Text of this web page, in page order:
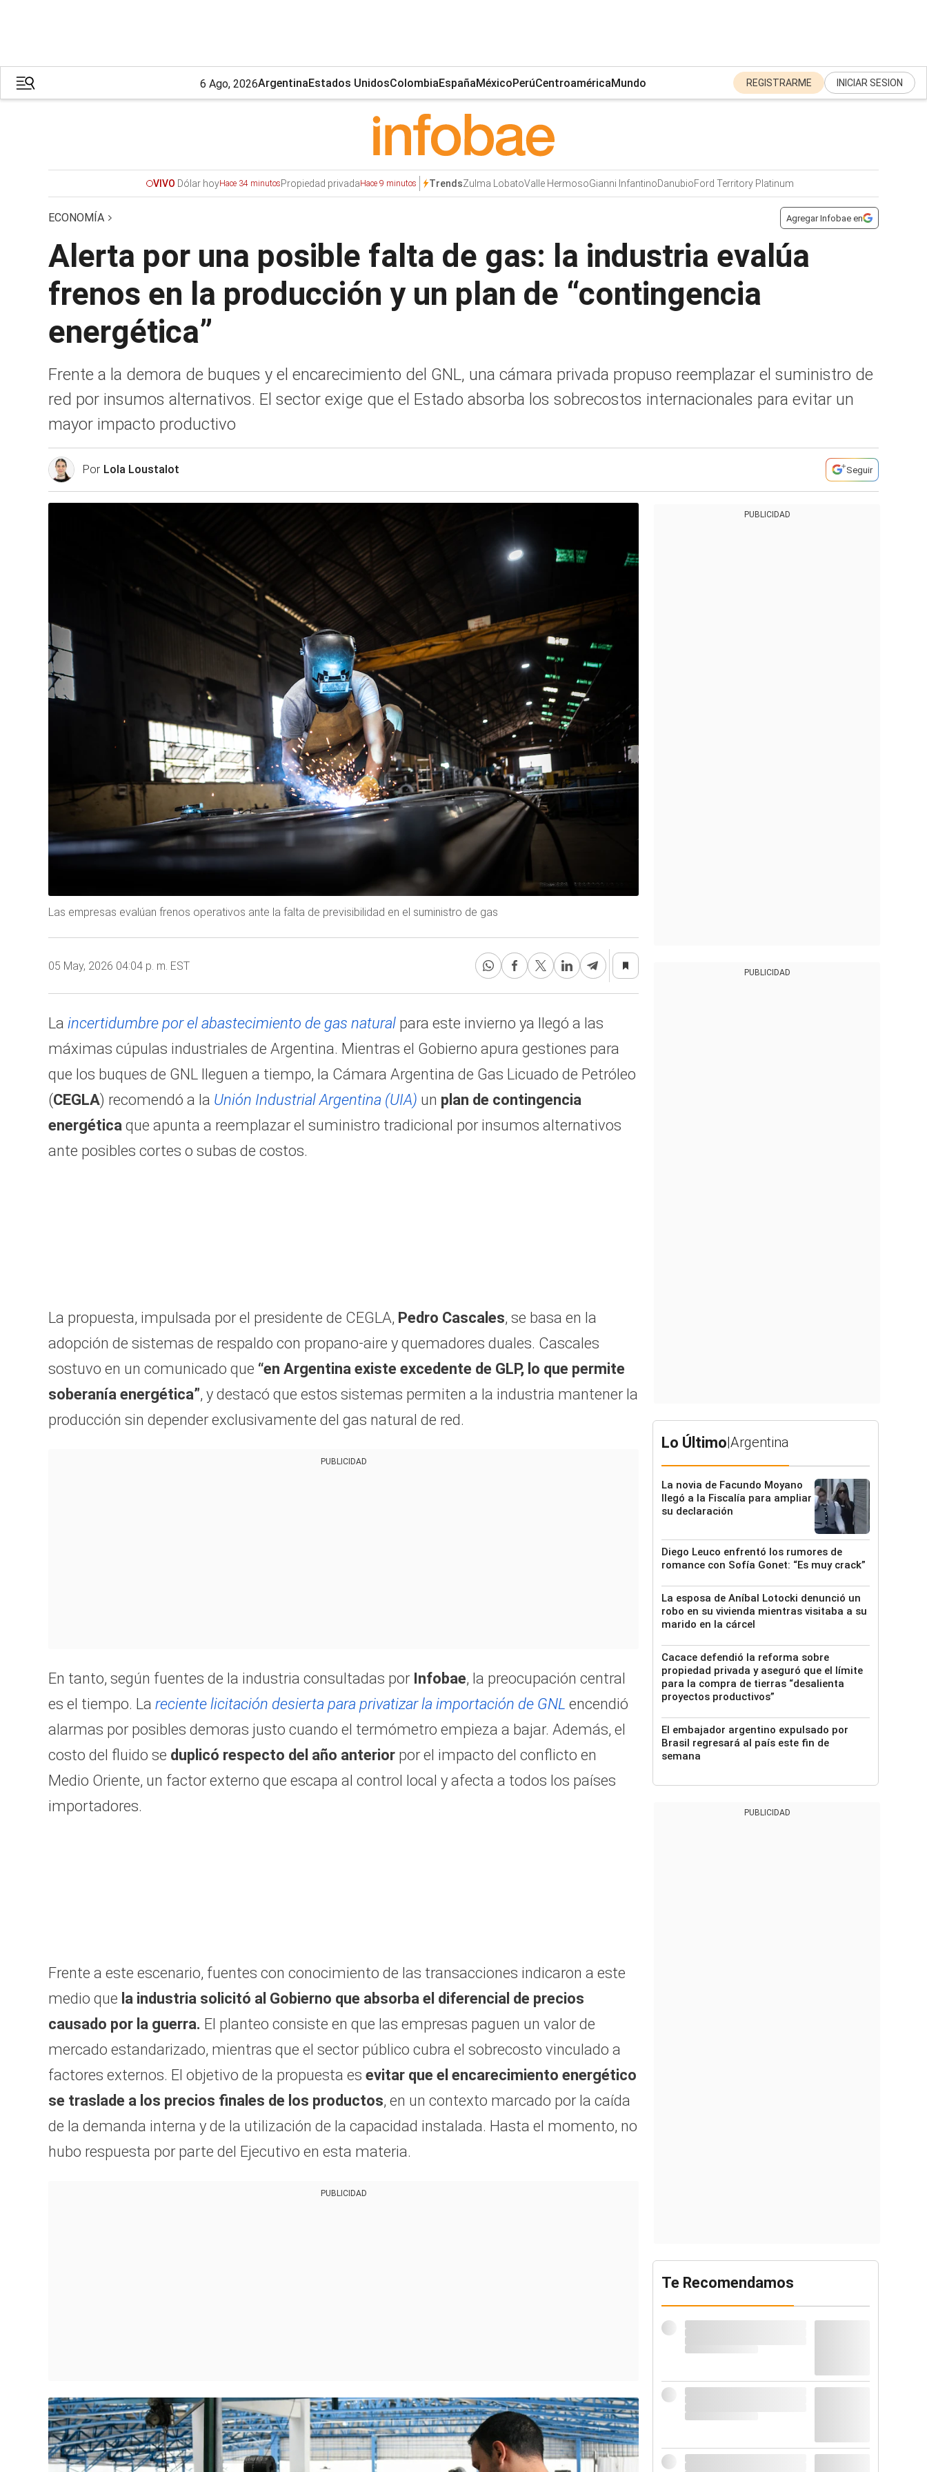
6 Ago, 2026ArgentinaEstados UnidosColombiaEspañaMéxicoPerúCentroaméricaMundo REGISTRARME INICIAR SESION
VIVO Dólar hoyHace 34 minutosPropiedad privadaHace 9 minutos TrendsZulma LobatoValle HermosoGianni InfantinoDanubioFord Territory Platinum
ECONOMÍA Agregar Infobae en
Alerta por una posible falta de gas: la industria evalúa
frenos en la producción y un plan de “contingencia
energética”
Frente a la demora de buques y el encarecimiento del GNL, una cámara privada propuso reemplazar el suministro de
red por insumos alternativos. El sector exige que el Estado absorba los sobrecostos internacionales para evitar un
mayor impacto productivo
Por Lola Loustalot Seguir
Las empresas evalúan frenos operativos ante la falta de previsibilidad en el suministro de gas
05 May, 2026 04:04 p. m. EST
La incertidumbre por el abastecimiento de gas natural para este invierno ya llegó a las
máximas cúpulas industriales de Argentina. Mientras el Gobierno apura gestiones para
que los buques de GNL lleguen a tiempo, la Cámara Argentina de Gas Licuado de Petróleo
(CEGLA) recomendó a la Unión Industrial Argentina (UIA) un plan de contingencia
energética que apunta a reemplazar el suministro tradicional por insumos alternativos
ante posibles cortes o subas de costos.
La propuesta, impulsada por el presidente de CEGLA, Pedro Cascales, se basa en la
adopción de sistemas de respaldo con propano-aire y quemadores duales. Cascales
sostuvo en un comunicado que “en Argentina existe excedente de GLP, lo que permite
soberanía energética”, y destacó que estos sistemas permiten a la industria mantener la
producción sin depender exclusivamente del gas natural de red.
PUBLICIDAD
En tanto, según fuentes de la industria consultadas por Infobae, la preocupación central
es el tiempo. La reciente licitación desierta para privatizar la importación de GNL encendió
alarmas por posibles demoras justo cuando el termómetro empieza a bajar. Además, el
costo del fluido se duplicó respecto del año anterior por el impacto del conflicto en
Medio Oriente, un factor externo que escapa al control local y afecta a todos los países
importadores.
Frente a este escenario, fuentes con conocimiento de las transacciones indicaron a este
medio que la industria solicitó al Gobierno que absorba el diferencial de precios
causado por la guerra. El planteo consiste en que las empresas paguen un valor de
mercado estandarizado, mientras que el sector público cubra el sobrecosto vinculado a
factores externos. El objetivo de la propuesta es evitar que el encarecimiento energético
se traslade a los precios finales de los productos, en un contexto marcado por la caída
de la demanda interna y de la utilización de la capacidad instalada. Hasta el momento, no
hubo respuesta por parte del Ejecutivo en esta materia.
PUBLICIDAD
PUBLICIDAD
PUBLICIDAD
Lo Último|Argentina
La novia de Facundo Moyano
llegó a la Fiscalía para ampliar
su declaración
Diego Leuco enfrentó los rumores de
romance con Sofía Gonet: “Es muy crack”
La esposa de Aníbal Lotocki denunció un
robo en su vivienda mientras visitaba a su
marido en la cárcel
Cacace defendió la reforma sobre
propiedad privada y aseguró que el límite
para la compra de tierras “desalienta
proyectos productivos”
El embajador argentino expulsado por
Brasil regresará al país este fin de
semana
PUBLICIDAD
Te Recomendamos